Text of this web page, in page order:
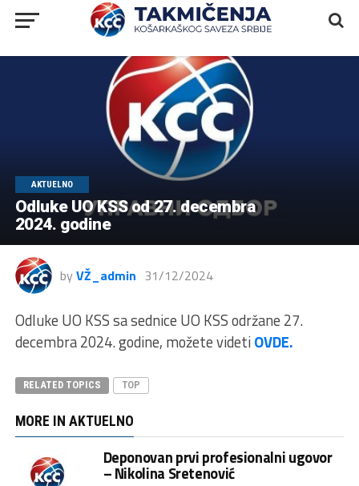
AKTUELNO
Odluke UO KSS od 27. decembra
2024. godine
by VŽ_admin 31/12/2024
Odluke UO KSS sa sednice UO KSS održane 27.
decembra 2024. godine, možete videtiOVDE.
RELATED TOPICS TOP
MORE IN AKTUELNO
Deponovan prvi profesionalni ugovor
– Nikolina Sretenović